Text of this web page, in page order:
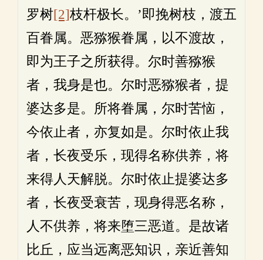
罗树[2]枝杆极长。’即挽树枝，渡五
百眷属。恶猕猴眷属，以不渡故，
即为王子之所获得。尔时善猕猴
者，我身是也。尔时恶猕猴者，提
婆达多是。所将眷属，尔时苦恼，
今依止者，亦复如是。尔时依止我
者，长夜受乐，现得名称供养，将
来得人天解脱。尔时依止提婆达多
者，长夜受衰苦，现身得恶名称，
人不供养，将来堕三恶道。是故诸
比丘，应当远离恶知识，亲近善知